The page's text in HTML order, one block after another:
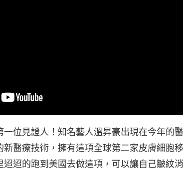
一位見證人！知名藝人溫昇豪出現在今年的
醫療技術，擁有這項全球第二家皮膚細胞
迢的跑到美國去做這項，可以讓自己皺紋